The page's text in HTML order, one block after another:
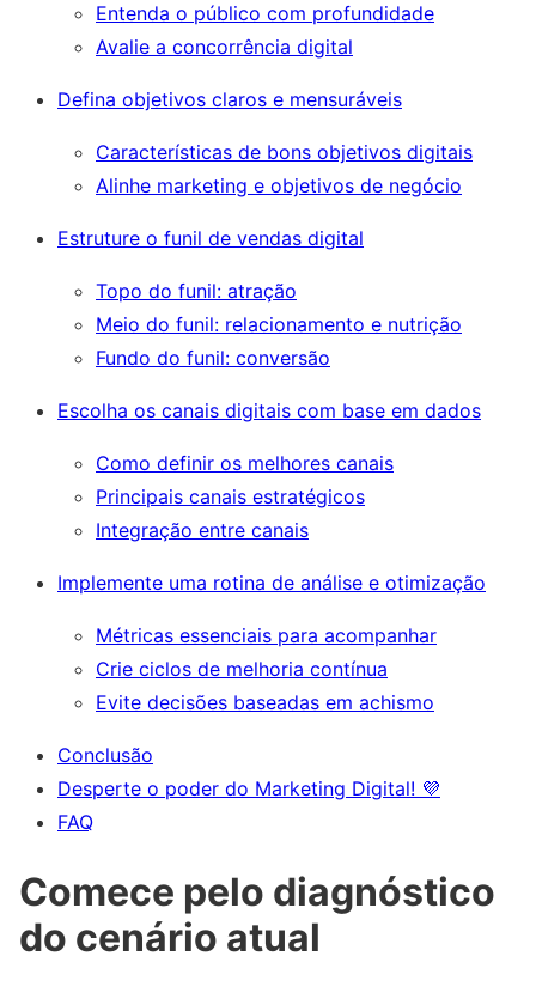
Entenda o público com profundidade
Avalie a concorrência digital
Defina objetivos claros e mensuráveis
Características de bons objetivos digitais
Alinhe marketing e objetivos de negócio
Estruture o funil de vendas digital
Topo do funil: atração
Meio do funil: relacionamento e nutrição
Fundo do funil: conversão
Escolha os canais digitais com base em dados
Como definir os melhores canais
Principais canais estratégicos
Integração entre canais
Implemente uma rotina de análise e otimização
Métricas essenciais para acompanhar
Crie ciclos de melhoria contínua
Evite decisões baseadas em achismo
Conclusão
Desperte o poder do Marketing Digital! 💜
FAQ
Comece pelo diagnóstico
do cenário atual